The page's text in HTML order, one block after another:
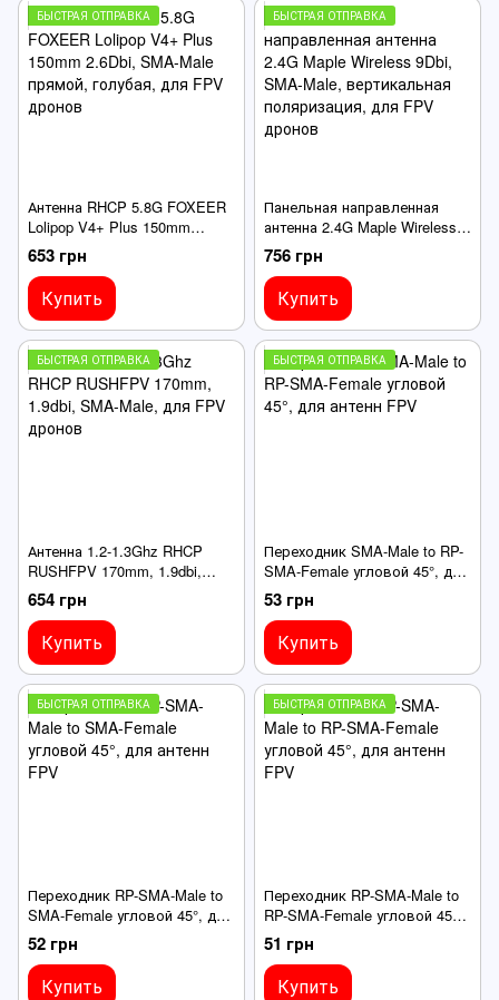
БЫСТРАЯ ОТПРАВКА
Антенна RHCP 5.8G FOXEER
Lolipop V4+ Plus 150mm
2.6Dbi, SMA-Male прямой,
голубая, для FPV дронов
653 грн
Купить
БЫСТРАЯ ОТПРАВКА
Панельная направленная
антенна 2.4G Maple Wireless
9Dbi, SMA-Male,
вертикальная поляризация,
для FPV дронов
756 грн
Купить
БЫСТРАЯ ОТПРАВКА
Антенна 1.2-1.3Ghz RHCP
RUSHFPV 170mm, 1.9dbi,
SMA-Male, для FPV дронов
654 грн
Купить
БЫСТРАЯ ОТПРАВКА
Переходник SMA-Male to RP-
SMA-Female угловой 45°, для
антенн FPV
53 грн
Купить
БЫСТРАЯ ОТПРАВКА
Переходник RP-SMA-Male to
SMA-Female угловой 45°, для
антенн FPV
52 грн
Купить
БЫСТРАЯ ОТПРАВКА
Переходник RP-SMA-Male to
RP-SMA-Female угловой 45°,
для антенн FPV
51 грн
Купить